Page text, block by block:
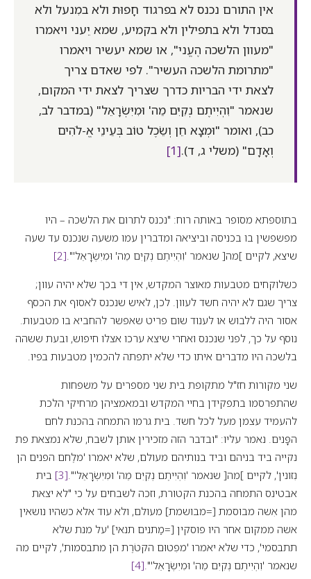
אין התורם נכנס לא בפרגוד חָפוּת ולא במִנעל ולא
בסנדל ולא בתפילין ולא בקמיע, שמא יֵעני ויאמרו
"מעוון הלשכה הֶעֱני", או שמא יעשיר ויאמרו
"מתרומת הלשכה העשיר". לפי שאדם צריך
לצאת ידי הבריות כדרך שצריך לצאת ידי המקום,
שנאמר "וִהְיִיתֶם נְקִיִּם מֵה' וּמִיִּשְׂרָאֵל" (במדבר לב,
כב), ואומר "וּמְצָא חֵן וְשֵׂכֶל טוֹב בְּעֵינֵי אֱ-לֹהִים
וְאָדָם" (משלי ג, ד).[1]
בתוספתא מסופר באותה רוח: "נכנס לתרום את הלשכה – היו
מפשפשין בו בכניסה וביציאה ומדברין עמו משעה שנכנס עד שעה
שיצא, לקיים ]מה[ שנאמר 'וִהְיִיתֶם נְקִיִּם מֵה' וּמִיִּשְׂרָאֵל'". [2]
כשלוקחים מטבעות מאוצר המקדש, אין די בכך שלא יהיה עוון;
צריך שגם לא יהיה חשד לעוון. לכן, לאיש שנכנס לאסוף את הכסף
אסור היה ללבוש או לענוד שום פריט שאפשר להחביא בו מטבעות.
נוסף על כך, לפני שנכנס ואחרי שיצא ערכו אצלו חיפוש, ובעת ששהה
בלשכה היו מדברים איתו כדי שלא יתפתה להכמין מטבעות בפיו.
שני מקורות חז"ל מתקופת בית שני מספרים על משפחות
שהתפרסמו בתפקידן בחיי המקדש ובמאמציהן מרחיקי הלכת
להעמיד עצמן מעל לכל חשד. בית גרמו התמחה בהכנת לחם
הפָּנים. נאמר עליו: "ובדבר הזה מזכירין אותן לשבח, שלא נמצאת פת
נקייה ביד בניהם וביד בנותיהם מעולם, שלא יאמרו 'מלֶחם הפנים הן
נִזונין', לקיים ]מה[ שנאמר 'וִהְיִיתֶם נְקִיִּם מֵה' וּמִיִּשְׂרָאֵל'". [3]
בית
אבטינס התמחה בהכנת הקטורת, וזכה לשבחים על כי "לא יצאת
מהן אִשה מבוסמת [=מבושמת] מעולם, ולא עוד אלא כשהיו נושאין
אשה ממקום אחר היו פוסקין [=מַתנים תנאי] 'על מנת שלא
תתבסמי', כדי שלא יאמרו 'מפִטוּם הקטֹרֶת הן מתבסמות', לקיים מה
שנאמר 'וִהְיִיתֶם נְקִיִּם מֵה' וּמִיִּשְׂרָאֵל'". [4]